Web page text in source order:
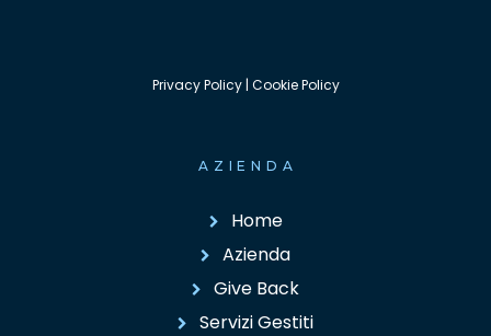
Privacy Policy| Cookie Policy
AZIENDA
Home
Azienda
Give Back
Servizi Gestiti